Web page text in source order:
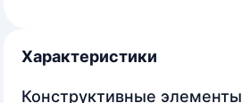
Характеристики
Конструктивные элементы